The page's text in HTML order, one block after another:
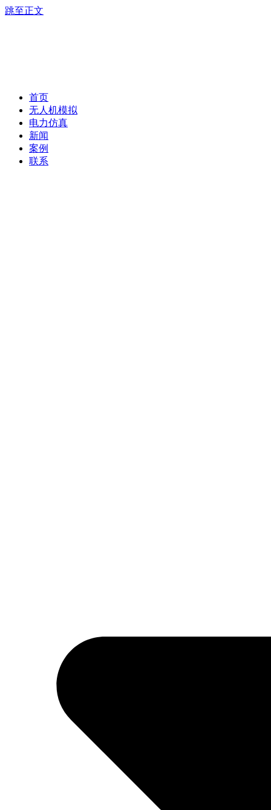
跳至正文
首页
无人机模拟
电力仿真
新闻
案例
联系